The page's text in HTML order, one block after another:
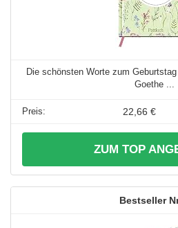
Die schönsten Worte zum
Goethe ...
22,66 €
ZUM TOP